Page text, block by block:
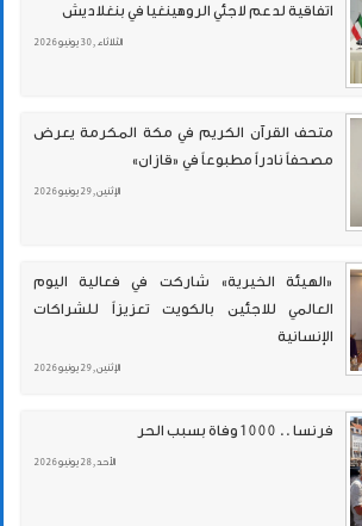
اتفاقية لدعم لاجئي الروهينغيا في بنغلاديش
الثلاثاء , 30 يونيو 2026
متحف القرآن الكريم في مكة المكرمة يعرض
مصحفاً نادراً مطبوعاً في «قازان»
الإثنين , 29 يونيو 2026
«الهيئة الخيرية» شاركت في فعالية اليوم
العالمي للاجئين بالكويت تعزيزاً للشراكات
الإنسانية
الإثنين , 29 يونيو 2026
فرنسا .. 1000وفاة بسبب الحر
الأحد , 28 يونيو 2026